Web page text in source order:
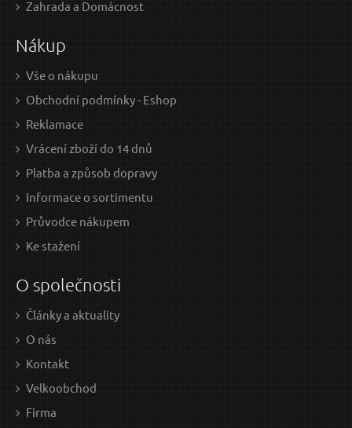
Zahrada a Domácnost
Nákup
Vše o nákupu
Obchodní podmínky - Eshop
Reklamace
Vrácení zboží do 14 dnů
Platba a způsob dopravy
Informace o sortimentu
Průvodce nákupem
Ke stažení
O společnosti
Články a aktuality
O nás
Kontakt
Velkoobchod
Firma